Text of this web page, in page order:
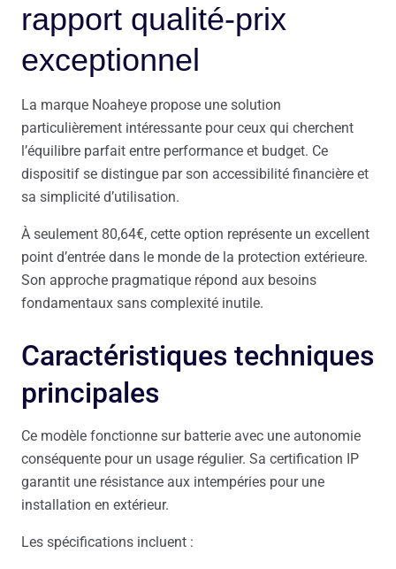
rapport qualité-prix
exceptionnel
La marque Noaheye propose une solution
particulièrement intéressante pour ceux qui cherchent
l’équilibre parfait entre performance et budget. Ce
dispositif se distingue par son accessibilité financière et
sa simplicité d’utilisation.
À seulement 80,64€, cette option représente un excellent
point d’entrée dans le monde de la protection extérieure.
Son approche pragmatique répond aux besoins
fondamentaux sans complexité inutile.
Caractéristiques techniques
principales
Ce modèle fonctionne sur batterie avec une autonomie
conséquente pour un usage régulier. Sa certification IP
garantit une résistance aux intempéries pour une
installation en extérieur.
Les spécifications incluent :